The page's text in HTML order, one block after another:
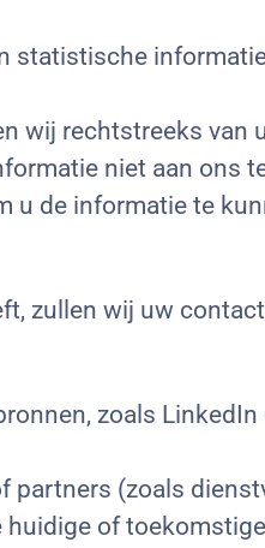
statistische
wij rechtstreeks van
niet aan ons
u de informatie te
zullen wij uw
zoals
(zoals
of